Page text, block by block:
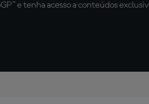
e tenha acesso a conteúdos